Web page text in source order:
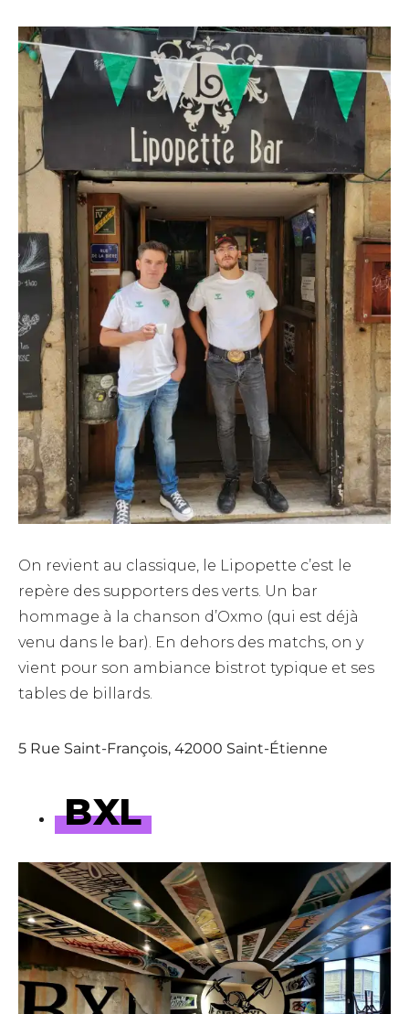
On revient au classique, le Lipopette c’est le
repère des supporters des verts. Un bar
hommage à la chanson d’Oxmo (qui est déjà
venu dans le bar). En dehors des matchs, on y
vient pour son ambiance bistrot typique et ses
tables de billards.
5 Rue Saint-François, 42000 Saint-Étienne
BXL